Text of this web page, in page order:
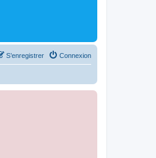
Connexion
S’enregistrer